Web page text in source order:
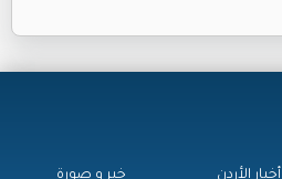
أخبار الأردن
خبر و صورة